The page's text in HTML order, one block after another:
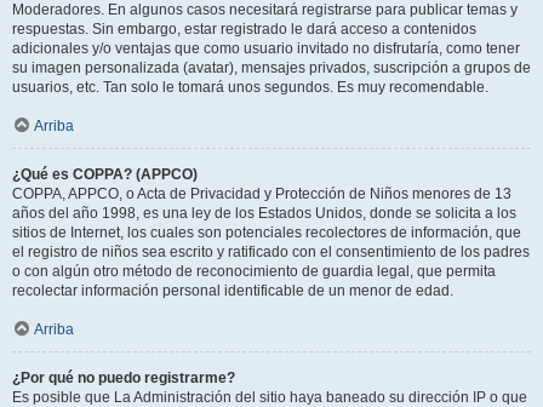
Moderadores. En algunos casos necesitará registrarse para publicar temas y
respuestas. Sin embargo, estar registrado le dará acceso a contenidos
adicionales y/o ventajas que como usuario invitado no disfrutaría, como tener
su imagen personalizada (avatar), mensajes privados, suscripción a grupos de
usuarios, etc. Tan solo le tomará unos segundos. Es muy recomendable.
Arriba
¿Qué es COPPA? (APPCO)
COPPA, APPCO, o Acta de Privacidad y Protección de Niños menores de 13
años del año 1998, es una ley de los Estados Unidos, donde se solicita a los
sitios de Internet, los cuales son potenciales recolectores de información, que
el registro de niños sea escrito y ratificado con el consentimiento de los padres
o con algún otro método de reconocimiento de guardia legal, que permita
recolectar información personal identificable de un menor de edad.
Arriba
¿Por qué no puedo registrarme?
Es posible que La Administración del sitio haya baneado su dirección IP o que